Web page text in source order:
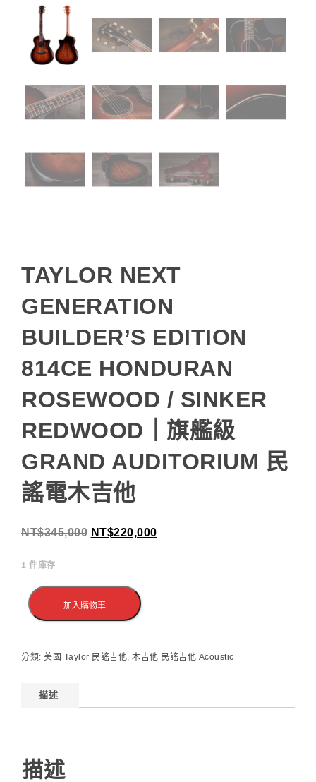
TAYLOR NEXT
GENERATION
BUILDER’S EDITION
814CE HONDURAN
ROSEWOOD / SINKER
REDWOOD｜旗艦級
GRAND AUDITORIUM 民
謠電木吉他
NT$345,000 NT$220,000
1 件庫存
加入購物車
分類: 美國 Taylor 民謠吉他, 木吉他 民謠吉他 Acoustic
描述
描述